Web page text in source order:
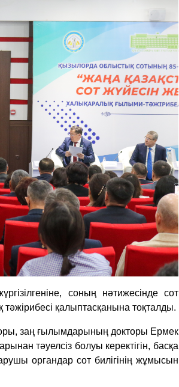
соның нәтижесінде сот
қалыптасқанына тоқталды.
заң ғылымдарының докторы Ермек
тәуелсіз болуы керектігін, басқа
органдар сот билігінің жұмысын